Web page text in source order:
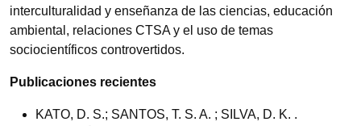
interculturalidad y enseñanza de las ciencias, educación
ambiental, relaciones CTSA y el uso de temas
sociocientíficos controvertidos.
Publicaciones recientes
KATO, D. S.; SANTOS, T. S. A. ; SILVA, D. K. .